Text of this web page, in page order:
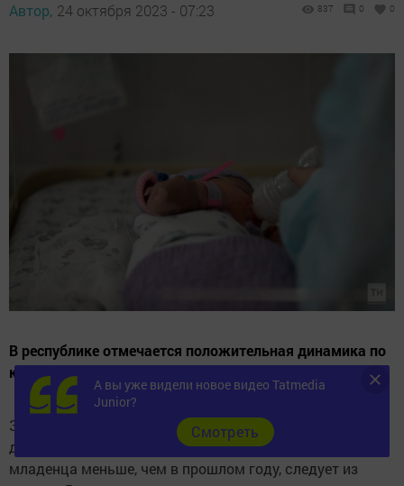
Автор, 24 октября 2023 - 07:23 837 0 0
В республике отмечается положительная динамика по
количеству младенческой смертности.
За восемь месяцев 2023 года в Татарстане умерло 75
детей в возрасте до одного года. Это на одного
младенца меньше, чем в прошлом году, следует из
А вы уже видели новое видео Tatmedia
Junior?
Cмотреть